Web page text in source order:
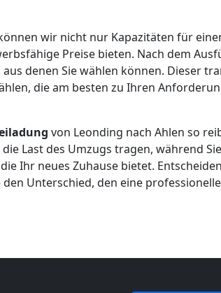
wir nicht nur Kapazitäten für
Preise bieten. Nach dem
denen Sie wählen können. Dieser
die am besten zu Ihren
von Leonding nach Ahlen so
Last des Umzugs tragen, während
Ihr neues Zuhause bietet.
Unterschied, den eine